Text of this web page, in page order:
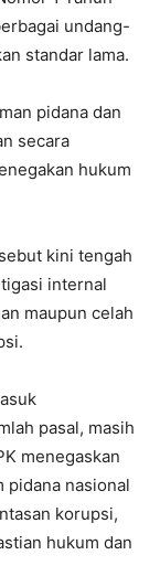
undang-
standar lama.
pidana dan
secara
hukum
kini tengah
internal
maupun celah
pasal, masih
menegaskan
pidana nasional
korupsi,
hukum dan